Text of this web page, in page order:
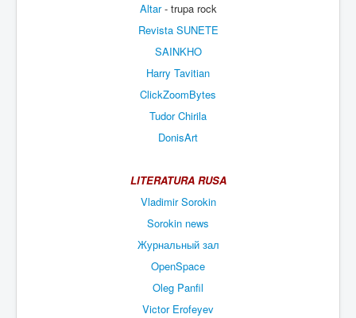
Altar- trupa rock
Revista SUNETE
SAINKHO
Harry Tavitian
ClickZoomBytes
Tudor Chirila
DonisArt
LITERATURA RUSA
Vladimir Sorokin
Sorokin news
Журнальный зал
OpenSpace
Oleg Panfil
Victor Erofeyev